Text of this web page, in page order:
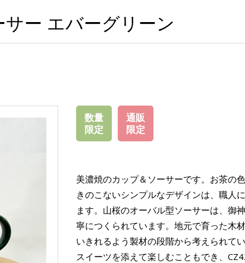
ー エバーグリーン
数量
限定
通販
限定
美濃焼のカップ＆ソーサーです。お茶の
きのこないシンプルなデザインは、職人
ます。山桜のオーバル型ソーサーは、御
寧につくられています。地元で育った木
いきれるよう製材の段階から考えられて
スイーツを添えて楽しむこともでき、